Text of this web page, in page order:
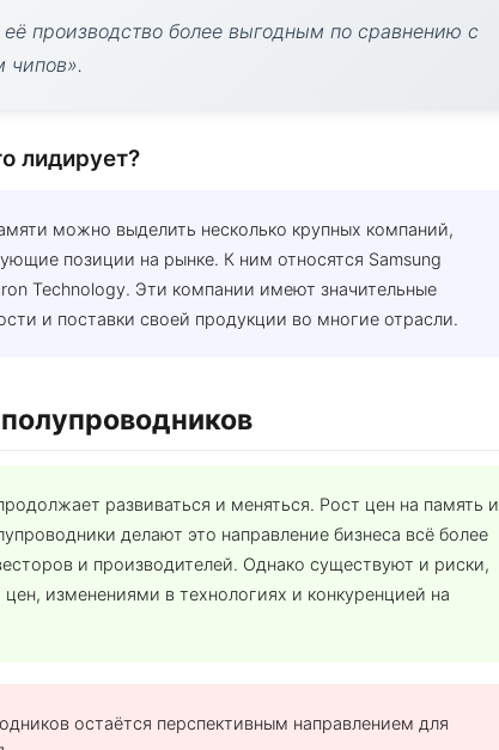
производство более выгодным по сравнению с
чипов».
лидирует?
можно выделить несколько крупных компаний,
позиции на рынке. К ним относятся Samsung
Technology. Эти компании имеют значительные
и поставки своей продукции во многие отрасли.
развиваться и меняться. Рост цен на память и
делают это направление бизнеса всё более
и производителей. Однако существуют и риски,
изменениями в технологиях и конкуренцией на
остаётся перспективным направлением для